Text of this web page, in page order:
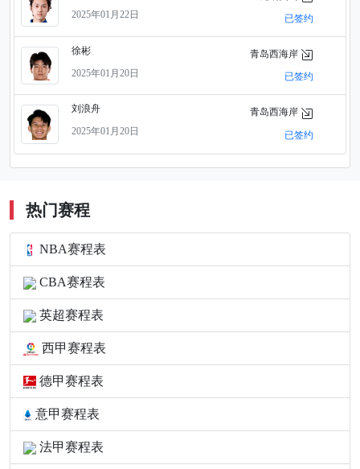
2025年01月22日
已签约
徐彬
2025年01月20日
青岛西海岸
已签约
刘浪舟
2025年01月20日
青岛西海岸
已签约
热门赛程
NBA赛程表
CBA赛程表
英超赛程表
西甲赛程表
德甲赛程表
意甲赛程表
法甲赛程表